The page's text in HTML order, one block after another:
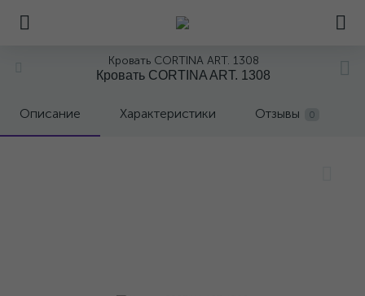
Кровать CORTINA ART. 1308
Кровать CORTINA ART. 1308
Описание Характеристики Отзывы 0